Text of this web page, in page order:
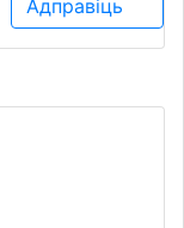
Адправіць